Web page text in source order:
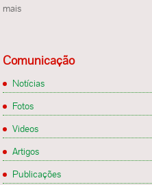
mais
Comunicação
Notícias
Fotos
Videos
Artigos
Publicações